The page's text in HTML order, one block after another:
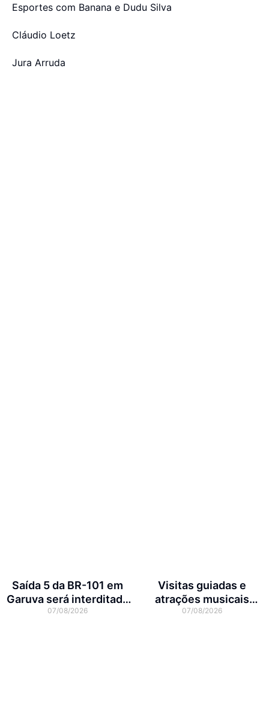
Esportes com Banana e Dudu Silva
Cláudio Loetz
Jura Arruda
Saída 5 da BR-101 em
Garuva será interditada
por até 90 dias para obras
07/08/2026
Visitas guiadas e
atrações musicais
movimentam a agenda
07/08/2026